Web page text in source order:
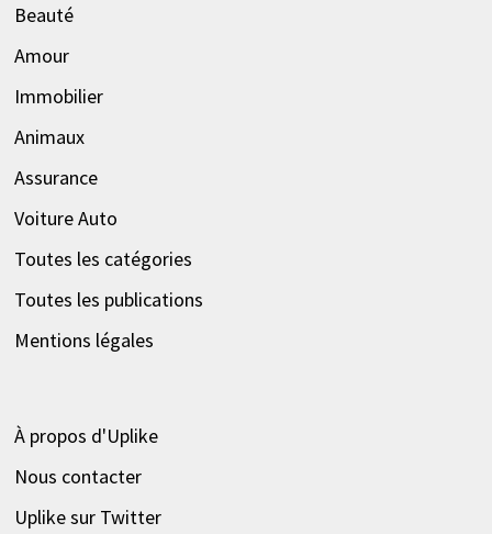
Beauté
Amour
Immobilier
Animaux
Assurance
Voiture Auto
Toutes les catégories
Toutes les publications
Mentions légales
À propos d'Uplike
Nous contacter
Uplike sur Twitter